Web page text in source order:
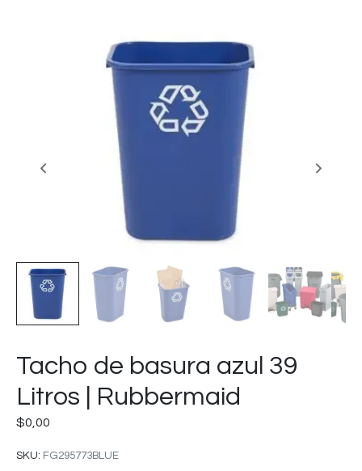
Tacho de basura azul 39
Litros | Rubbermaid
$0,00
SKU: FG295773BLUE